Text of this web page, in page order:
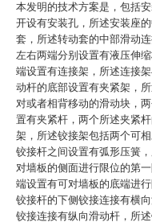
本发明的技术方案是，包括
开设有安装孔，所述安装座
套，所述转动套的中部滑动
左右两端分别设置有液压伸
端设置有连接架，所述连接
动杆的底部设置有夹紧架，
对或者相背移动的滑动块，
置有夹紧杆，两个所述夹紧
架，所述铰接架包括两个可
铰接杆之间设置有弧形压簧
对墙板的侧面进行限位的第
端设置有可对墙板的底端进
铰接杆的下侧铰接连接有横
铰接连接有纵向滑动杆，所